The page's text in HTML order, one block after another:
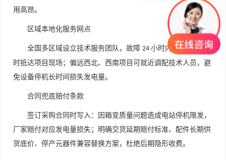
用高昂。
区域本地化服务网点
全国多区域设立技术服务团队，故障 24 小时内响应，48小
时抵达项目现场；偏远西北、西南项目可就近调配技术人员，避
免设备停机长时间损失发电量。
合同兜底赔付条款
签订采购合同时写入：因箱变质量问题造成电站停机限发，
厂家赔付对应发电量损失；明确交货延期赔付标准、配件长期供
货底价、停产元器件兼容替换方案，杜绝后期隐形收费。